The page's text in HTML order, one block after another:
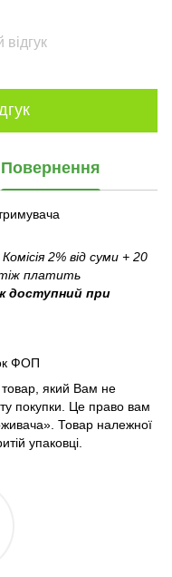
Повернення
Комісія 2% від суми + 20
платить
доступний при
ФОП
який Вам не
покупки. Це право вам
Товар належної
упаковці.